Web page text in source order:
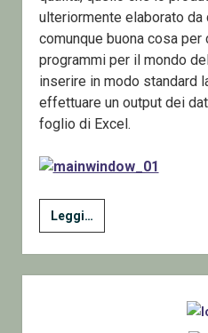
ulteriormente elaborato da
comunque buona cosa per
programmi per il mondo
inserire in modo standard
effettuare un output dei
foglio di Excel.
Leggi…Convertire
un
file
XML